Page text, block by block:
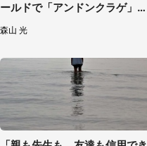
ールドで「アンドンクラゲ」期
間限定展示【7／29～】
森山 光